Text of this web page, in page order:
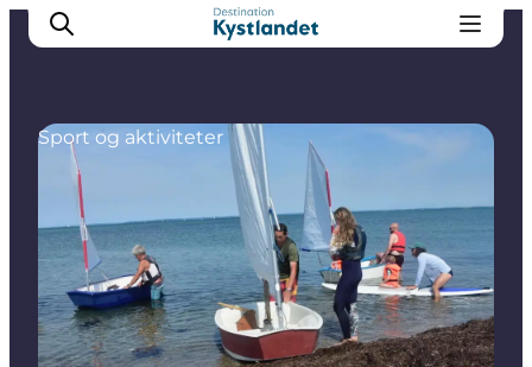
Det sker
Byer
Oplevelser
Overnatning
Køb billet
Sport og aktiviteter